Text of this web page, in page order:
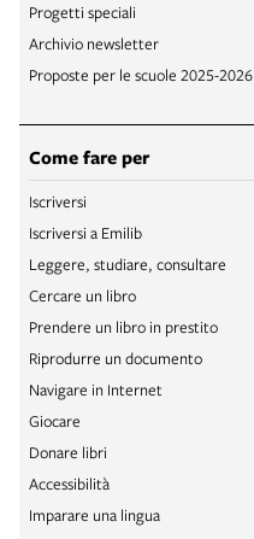
Progetti speciali
Archivio newsletter
Proposte per le scuole 2025-2026
Come fare per
Iscriversi
Iscriversi a Emilib
Leggere, studiare, consultare
Cercare un libro
Prendere un libro in prestito
Riprodurre un documento
Navigare in Internet
Giocare
Donare libri
Accessibilità
Imparare una lingua